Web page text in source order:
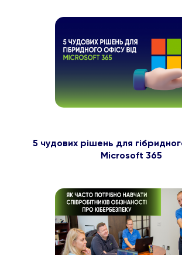
5 чудових рішень для
Microsoft 365